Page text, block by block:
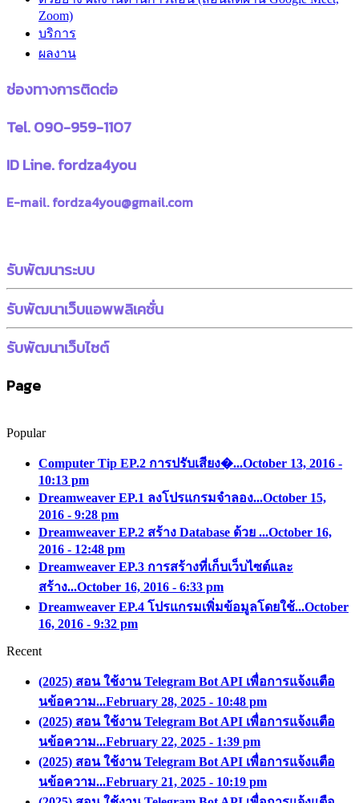
Zoom)
บริการ
ผลงาน
ช่องทางการติดต่อ
Tel. 090-959-1107
ID Line. fordza4you
E-mail. fordza4you@gmail.com
รับพัฒนาระบบ
รับพัฒนาเว็บแอพพลิเคชั่น
รับพัฒนาเว็บไซต์
Page
Popular
Computer Tip EP.2 การปรับเสียง�...October 13, 2016 -
10:13 pm
Dreamweaver EP.1 ลงโปรแกรมจำลอง...October 15,
2016 - 9:28 pm
Dreamweaver EP.2 สร้าง Database ด้วย ...October 16,
2016 - 12:48 pm
Dreamweaver EP.3 การสร้างที่เก็บเว็บไซต์และ
สร้าง...October 16, 2016 - 6:33 pm
Dreamweaver EP.4 โปรแกรมเพิ่มข้อมูลโดยใช้...October
16, 2016 - 9:32 pm
Recent
(2025) สอน ใช้งาน Telegram Bot API เพื่อการแจ้งแตือ
นข้อความ...February 28, 2025 - 10:48 pm
(2025) สอน ใช้งาน Telegram Bot API เพื่อการแจ้งแตือ
นข้อความ...February 22, 2025 - 1:39 pm
(2025) สอน ใช้งาน Telegram Bot API เพื่อการแจ้งแตือ
นข้อความ...February 21, 2025 - 10:19 pm